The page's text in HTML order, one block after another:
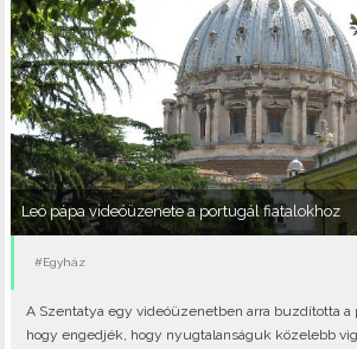
Leó pápa videóüzenete a portugál fiatalokhoz
#Egyház
A Szentatya egy videóüzenetben arra buzdította a
hogy engedjék, hogy nyugtalanságuk közelebb